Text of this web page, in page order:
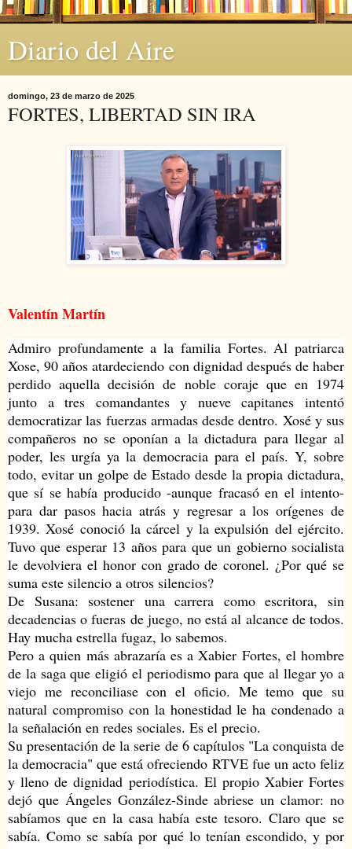
Diario del Aire
domingo, 23 de marzo de 2025
FORTES, LIBERTAD SIN IRA
Valentín Martín
Admiro profundamente a la familia Fortes. Al patriarca
Xose, 90 años atardeciendo con dignidad después de haber
perdido aquella decisión de noble coraje que en 1974
junto a tres comandantes y nueve capitanes intentó
democratizar las fuerzas armadas desde dentro. Xosé y sus
compañeros no se oponían a la dictadura para llegar al
poder, les urgía ya la democracia para el país. Y, sobre
todo, evitar un golpe de Estado desde la propia dictadura,
que sí sehabía producido -aunque fracasó en el intento-
para dar pasos hacia atrás y regresar a los orígenes de
1939. Xosé conoció la cárcel y la expulsión del ejército.
Tuvo que esperar 13 años para que un gobierno socialista
le devolviera el honor con grado de coronel. ¿Por qué se
suma este silencio a otros silencios?
De Susana: sostener una carrera como escritora, sin
decadencias o fueras de juego, no está al alcance de todos.
Hay mucha estrella fugaz, lo sabemos.
Pero a quien más abrazaría es a Xabier Fortes, el hombre
de la saga que eligió el periodismo para que al llegar yo a
viejo me reconciliase con el oficio. Me temo que su
natural compromiso con la honestidad le ha condenado a
la señalación en redes sociales. Es el precio.
Su presentación de la serie de 6 capítulos "La conquista de
la democracia" que está ofreciendo RTVE fue un acto feliz
y lleno de dignidad periodística. El propio Xabier Fortes
dejó que Ángeles González-Sinde abriese un clamor: no
sabíamos que en la casa había este tesoro. Claro que se
sabía. Como se sabía por qué lo tenían escondido, y por